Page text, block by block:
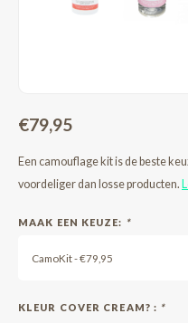
€79,95
Een camouflage kit is de beste
voordeliger dan losse producten.
MAAK EEN KEUZE: *
CamoKit - €79,95
KLEUR COVER CREAM? : *